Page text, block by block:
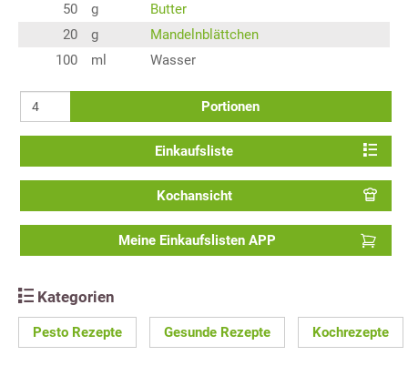
50
g
Butter
20
g
Mandelnblättchen
100
ml Wasser
Portionen
Einkaufsliste
Kochansicht
Meine Einkaufslisten APP
Kategorien
Pesto Rezepte Gesunde Rezepte Kochrezepte